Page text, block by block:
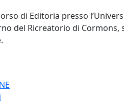
di Editoria presso
del Ricreatorio di